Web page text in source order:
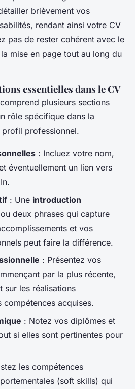
brièvement vos
rendant ainsi votre CV
pas de rester cohérent avec le
mise en page tout au long du
essentielles dans le CV
plusieurs sections
rôle spécifique dans la
professionnel.
: Incluez votre nom,
éventuellement un lien vers
: Une introduction
deux phrases qui capture
et vos
peut faire la différence.
: Présentez vos
par la plus récente,
sur les réalisations
compétences acquises.
: Notez vos diplômes et
si elles sont pertinentes pour
les compétences
(soft skills) qui